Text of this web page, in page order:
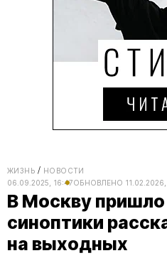
ЖИЗНЬ
НОВОСТИ
06.09.2025, 16:47ОБНОВЛЕНО
В Москву пришло
синоптики
на выходных